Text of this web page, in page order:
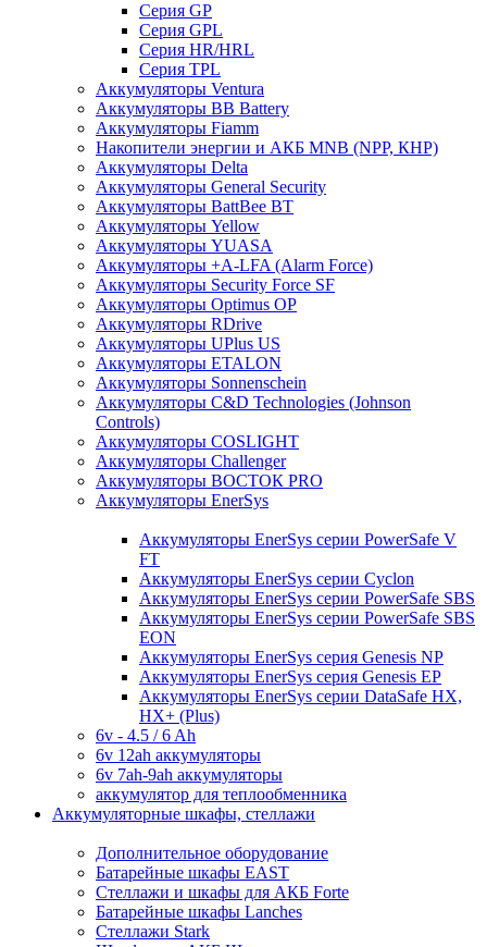
Cерия GP
Серия GPL
Серия HR/HRL
Серия TPL
Аккумуляторы Ventura
Аккумуляторы BB Battery
Аккумуляторы Fiamm
Накопители энергии и АКБ MNB (NPP, КНР)
Аккумуляторы Delta
Аккумуляторы General Security
Аккумуляторы BattBee BT
Аккумуляторы Yellow
Аккумуляторы YUASA
Аккумуляторы +A-LFA (Alarm Force)
Аккумуляторы Security Force SF
Аккумуляторы Optimus OP
Аккумуляторы RDrive
Аккумуляторы UPlus US
Аккумуляторы ETALON
Аккумуляторы Sonnenschein
Аккумуляторы С&D Technologies (Johnson
Controls)
Аккумуляторы COSLIGHT
Аккумуляторы Challenger
Аккумуляторы ВОСТОК PRO
Аккумуляторы EnerSys
Аккумуляторы EnerSys серии PowerSafe V
FT
Аккумуляторы EnerSys серии Cyclon
Аккумуляторы EnerSys серии PowerSafe SBS
Аккумуляторы EnerSys серии PowerSafe SBS
EON
Аккумуляторы EnerSys серия Genesis NP
Аккумуляторы EnerSys серия Genesis EP
Аккумуляторы EnerSys серии DataSafe HX,
HX+ (Plus)
6v - 4.5 / 6 Ah
6v 12ah аккумуляторы
6v 7ah-9ah аккумуляторы
аккумулятор для теплообменника
Аккумуляторные шкафы, стеллажи
Дополнительное оборудование
Батарейные шкафы EAST
Стеллажи и шкафы для АКБ Forte
Батарейные шкафы Lanches
Стеллажи Stark